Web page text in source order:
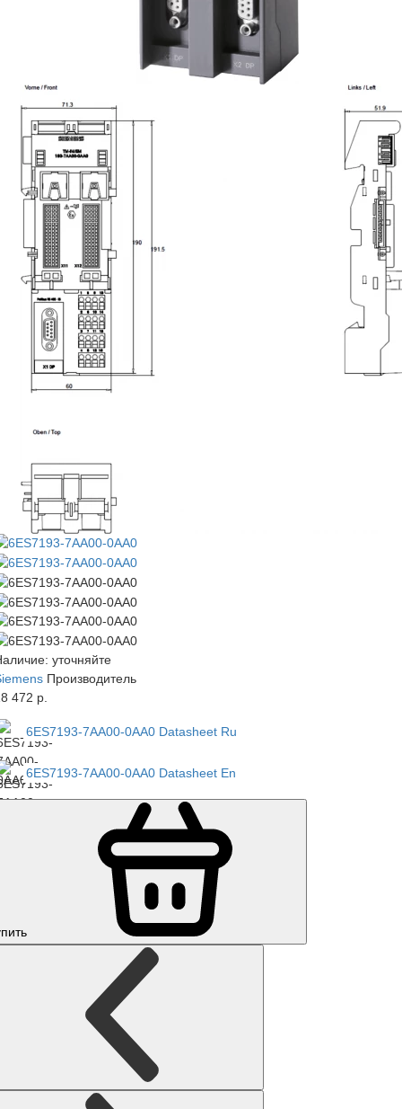
уточняйте
Производитель
472 р.
6ES7193-7AA00-0AA0 Datasheet Ru
6ES7193-7AA00-0AA0 Datasheet En